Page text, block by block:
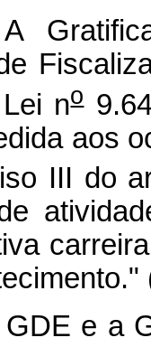
no
aos
III do
GDE e a